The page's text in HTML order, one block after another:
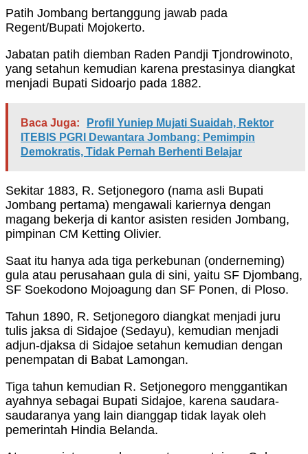
Patih Jombang bertanggung jawab pada
Regent/Bupati Mojokerto.
Jabatan patih diemban Raden Pandji Tjondrowinoto,
yang setahun kemudian karena prestasinya diangkat
menjadi Bupati Sidoarjo pada 1882.
Baca Juga:
Profil Yuniep Mujati Suaidah, Rektor
ITEBIS PGRI Dewantara Jombang: Pemimpin
Demokratis, Tidak Pernah Berhenti Belajar
Sekitar 1883, R. Setjonegoro (nama asli Bupati
Jombang pertama) mengawali kariernya dengan
magang bekerja di kantor asisten residen Jombang,
pimpinan CM Ketting Olivier.
Saat itu hanya ada tiga perkebunan (onderneming)
gula atau perusahaan gula di sini, yaitu SF Djombang,
SF Soekodono Mojoagung dan SF Ponen, di Ploso.
Tahun 1890, R. Setjonegoro diangkat menjadi juru
tulis jaksa di Sidajoe (Sedayu), kemudian menjadi
adjun-djaksa di Sidajoe setahun kemudian dengan
penempatan di Babat Lamongan.
Tiga tahun kemudian R. Setjonegoro menggantikan
ayahnya sebagai Bupati Sidajoe, karena saudara-
saudaranya yang lain dianggap tidak layak oleh
pemerintah Hindia Belanda.